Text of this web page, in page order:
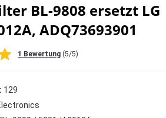
BL-9808 ersetzt LG
ADQ73693901
1 Bewertung (5/5)
129